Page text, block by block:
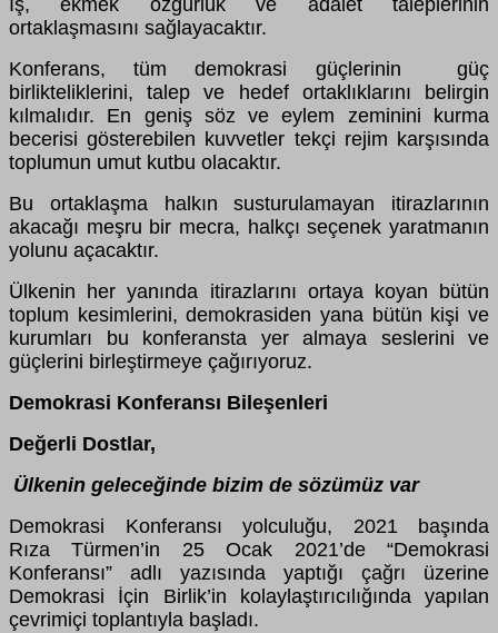
İş, ekmek özgürlük ve adalet taleplerinin
ortaklaşmasını sağlayacaktır.
Konferans, tüm demokrasi güçlerinin güç
birlikteliklerini, talep ve hedef ortaklıklarını belirgin
kılmalıdır. En geniş söz ve eylem zeminini kurma
becerisi gösterebilen kuvvetler tekçi rejim karşısında
toplumun umut kutbu olacaktır.
Bu ortaklaşma halkın susturulamayan itirazlarının
akacağı meşru bir mecra, halkçı seçenek yaratmanın
yolunu açacaktır.
Ülkenin her yanında itirazlarını ortaya koyan bütün
toplum kesimlerini, demokrasiden yana bütün kişi ve
kurumları bu konferansta yer almaya seslerini ve
güçlerini birleştirmeye çağırıyoruz.
Demokrasi Konferansı Bileşenleri
Değerli Dostlar,
Ülkenin geleceğinde bizim de sözümüz var
Demokrasi Konferansı yolculuğu, 2021 başında
Rıza Türmen’in 25 Ocak 2021’de “Demokrasi
Konferansı” adlı yazısında yaptığı çağrı üzerine
Demokrasi İçin Birlik’in kolaylaştırıcılığında yapılan
çevrimiçi toplantıyla başladı.